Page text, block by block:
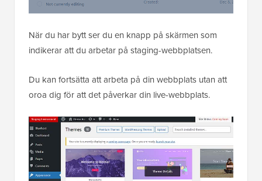
När du har bytt ser du en knapp på skärmen som
indikerar att du arbetar på staging-webbplatsen.
Du kan fortsätta att arbeta på din webbplats utan att
oroa dig för att det påverkar din live-webbplats.